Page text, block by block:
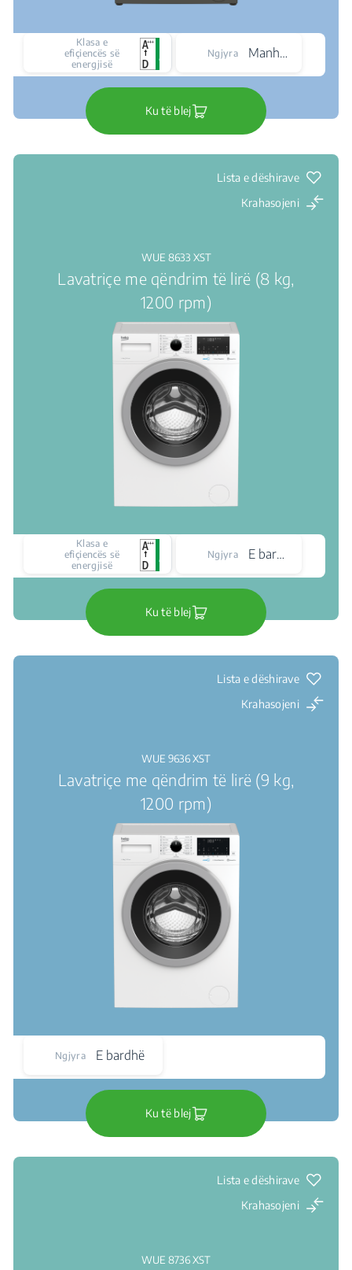
Klasa e
efiçiencës së
energjisë
Ngjyra Manhattan gri
Ku të blej
Lista e dëshirave
Krahasojeni
WUE 8633 XST
Lavatriçe me qëndrim të lirë (8 kg,
1200 rpm)
Klasa e
efiçiencës së
energjisë
Ngjyra E bardhë
Ku të blej
Lista e dëshirave
Krahasojeni
WUE 9636 XST
Lavatriçe me qëndrim të lirë (9 kg,
1200 rpm)
Ngjyra E bardhë
Ku të blej
Lista e dëshirave
Krahasojeni
WUE 8736 XST